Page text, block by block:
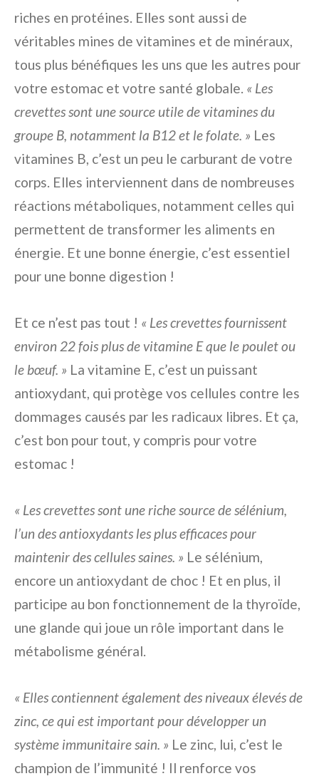
riches en protéines. Elles sont aussi de
véritables mines de vitamines et de minéraux,
tous plus bénéfiques les uns que les autres pour
votre estomac et votre santé globale. « Les
crevettes sont une source utile de vitamines du
groupe B, notamment la B12 et le folate. » Les
vitamines B, c’est un peu le carburant de votre
corps. Elles interviennent dans de nombreuses
réactions métaboliques, notamment celles qui
permettent de transformer les aliments en
énergie. Et une bonne énergie, c’est essentiel
pour une bonne digestion !
Et ce n’est pas tout ! « Les crevettes fournissent
environ 22 fois plus de vitamine E que le poulet ou
le bœuf. » La vitamine E, c’est un puissant
antioxydant, qui protège vos cellules contre les
dommages causés par les radicaux libres. Et ça,
c’est bon pour tout, y compris pour votre
estomac !
« Les crevettes sont une riche source de sélénium,
l’un des antioxydants les plus efficaces pour
maintenir des cellules saines. » Le sélénium,
encore un antioxydant de choc ! Et en plus, il
participe au bon fonctionnement de la thyroïde,
une glande qui joue un rôle important dans le
métabolisme général.
« Elles contiennent également des niveaux élevés de
zinc, ce qui est important pour développer un
système immunitaire sain. » Le zinc, lui, c’est le
champion de l’immunité ! Il renforce vos